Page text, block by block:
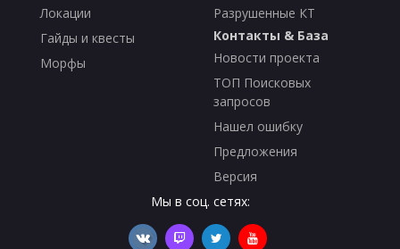
Локации
Гайды и квесты
Морфы
Разрушенные КТ
Контакты & База
Новости проекта
ТОП Поисковых
запросов
Нашел ошибку
Предложения
Версия
Мы в соц. сетях: